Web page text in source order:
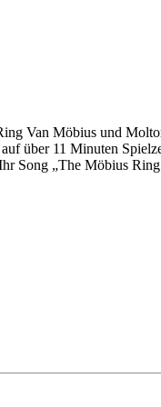
Van Möbius und
über 11 Minuten
„The Möbius